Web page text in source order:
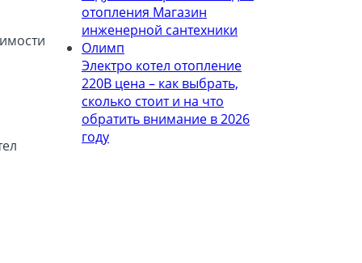
Электро котел отопление
220В цена – как выбрать,
сколько стоит и на что
обратить внимание в 2026
году